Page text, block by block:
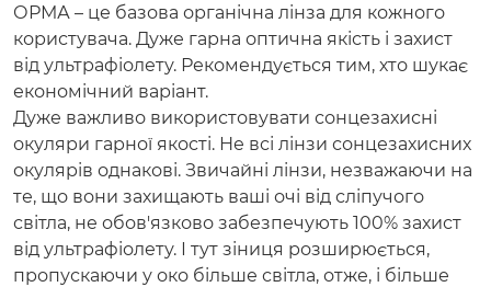
ОРМА – це базова органічна лінза для кожного
користувача. Дуже гарна оптична якість і захист
від ультрафіолету. Рекомендується тим, хто шукає
економічний варіант.
Дуже важливо використовувати сонцезахисні
окуляри гарної якості. Не всі лінзи сонцезахисних
окулярів однакові. Звичайні лінзи, незважаючи на
те, що вони захищають ваші очі від сліпучого
світла, не обов'язково забезпечують 100% захист
від ультрафіолету. І тут зіниця розширюється,
пропускаючи у око більше світла, отже, і більше